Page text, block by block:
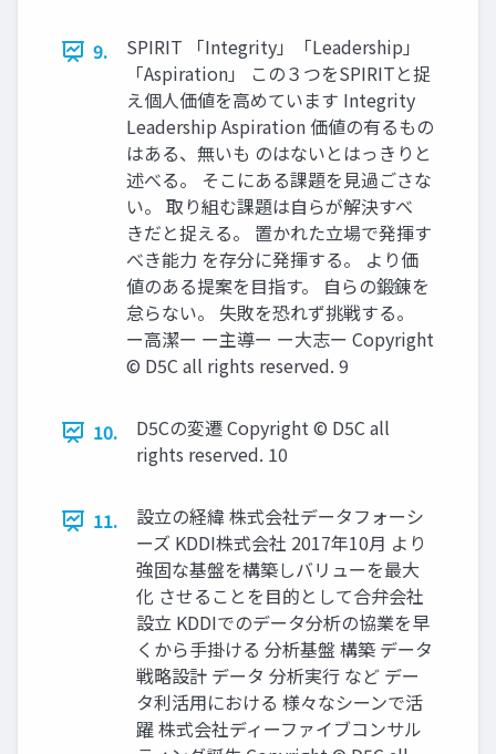
9.
SPIRIT 「Integrity」「Leadership」
「Aspiration」 この３つをSPIRITと捉
え個人価値を高めています Integrity
Leadership Aspiration 価値の有るもの
はある、無いも のはないとはっきりと
述べる。 そこにある課題を見過ごさな
い。 取り組む課題は自らが解決すべ
きだと捉える。 置かれた立場で発揮す
べき能力 を存分に発揮する。 より価
値のある提案を目指す。 自らの鍛錬を
怠らない。 失敗を恐れず挑戦する。
ー高潔ー ー主導ー ー大志ー Copyright
© D5C all rights reserved. 9
10.
D5Cの変遷 Copyright © D5C all
rights reserved. 10
11.
設立の経緯 株式会社データフォーシ
ーズ KDDI株式会社 2017年10月 より
強固な基盤を構築しバリューを最大
化 させることを目的として合弁会社
設立 KDDIでのデータ分析の協業を早
くから手掛ける 分析基盤 構築 データ
戦略設計 データ 分析実行 など デー
タ利活用における 様々なシーンで活
躍 株式会社ディーファイブコンサル